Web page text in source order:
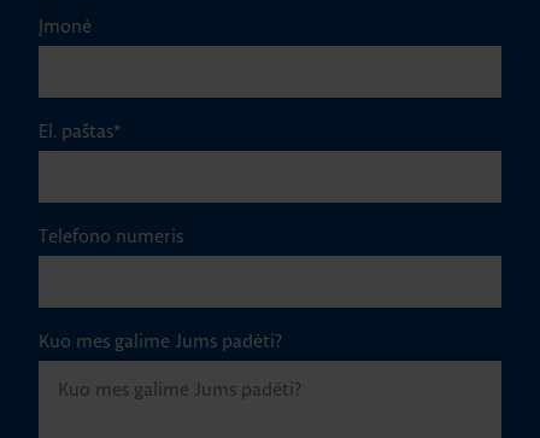
Įmonė
El. paštas*
Telefono numeris
Kuo mes galime Jums padėti?